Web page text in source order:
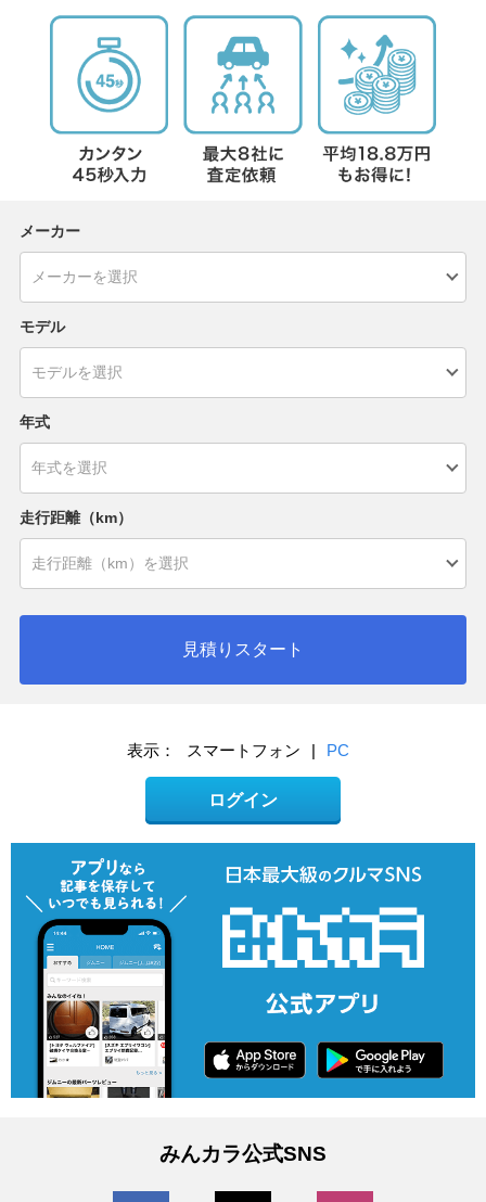
メーカー
モデル
年式
走行距離（km）
見積りスタート
表示： スマートフォン | PC
ログイン
みんカラ公式SNS